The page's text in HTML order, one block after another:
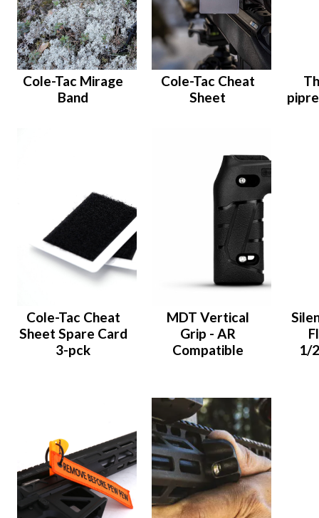
Cole-Tac Mirage
Band
Cole-Tac Cheat
Sheet
Cole-Tac Cheat
Sheet Spare Card
3-pck
MDT Vertical
Grip - AR
Compatible
1/